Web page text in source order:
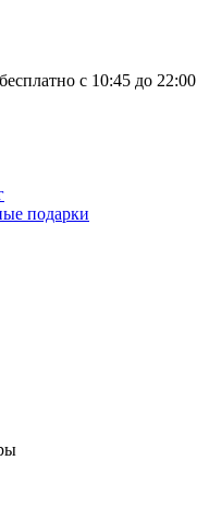
c 10:45 до 22:00
подарки